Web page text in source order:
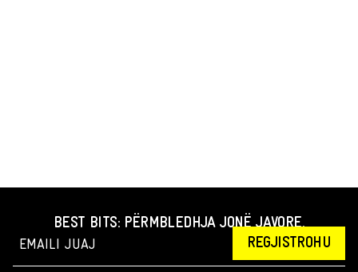
BEST BITS: PËRMBLEDHJA JONË JAVORE.
REGJISTROHU